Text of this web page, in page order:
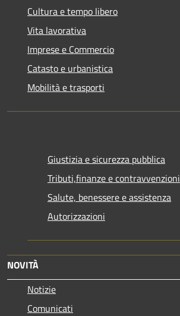
Cultura e tempo libero
Vita lavorativa
Imprese e Commercio
Catasto e urbanistica
Mobilità e trasporti
Giustizia e sicurezza pubblica
Tributi,finanze e contravvenzioni
Salute, benessere e assistenza
Autorizzazioni
NOVITÀ
Notizie
Comunicati